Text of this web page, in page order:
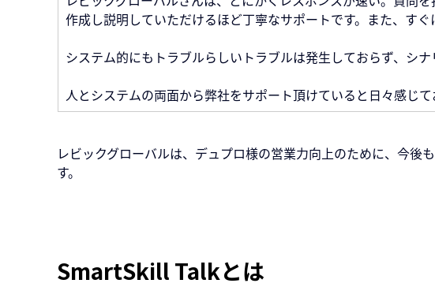
作成し説明していただけるほど丁寧なサポートです。また、す
システム的にもトラブルらしいトラブルは発生しておらず、シ
人とシステムの両面から弊社をサポート頂けていると日々感じて
レビックグローバルは、デュプロ様の営業力向上のために、今
す。
SmartSkill Talkとは